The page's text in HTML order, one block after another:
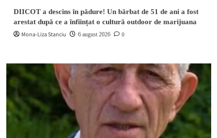
DIICOT a descins în pădure! Un bărbat de 51 de ani a fost
arestat după ce a înființat o cultură outdoor de marijuana
Mona-Liza Stanciu 6 august 2026 0